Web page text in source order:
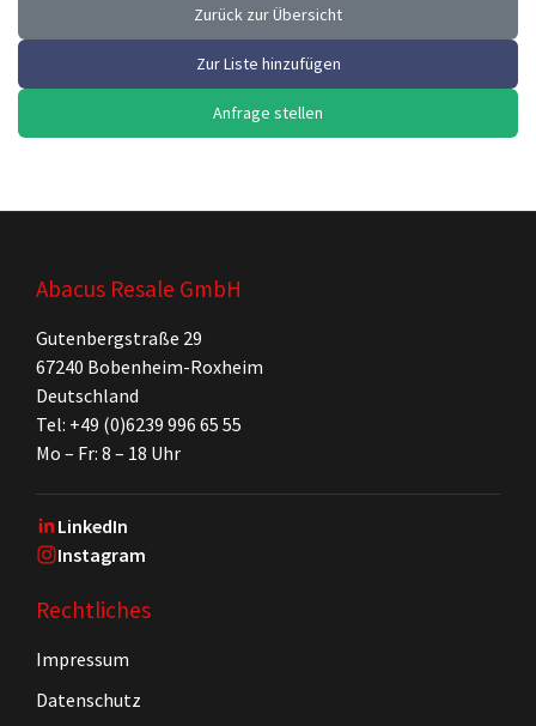
Zurück zur Übersicht
Zur Liste hinzufügen
Anfrage stellen
Abacus Resale GmbH
Gutenbergstraße 29
67240 Bobenheim-Roxheim
Deutschland
Tel: +49 (0)6239 996 65 55
Mo – Fr: 8 – 18 Uhr
LinkedIn
Instagram
Rechtliches
Impressum
Datenschutz